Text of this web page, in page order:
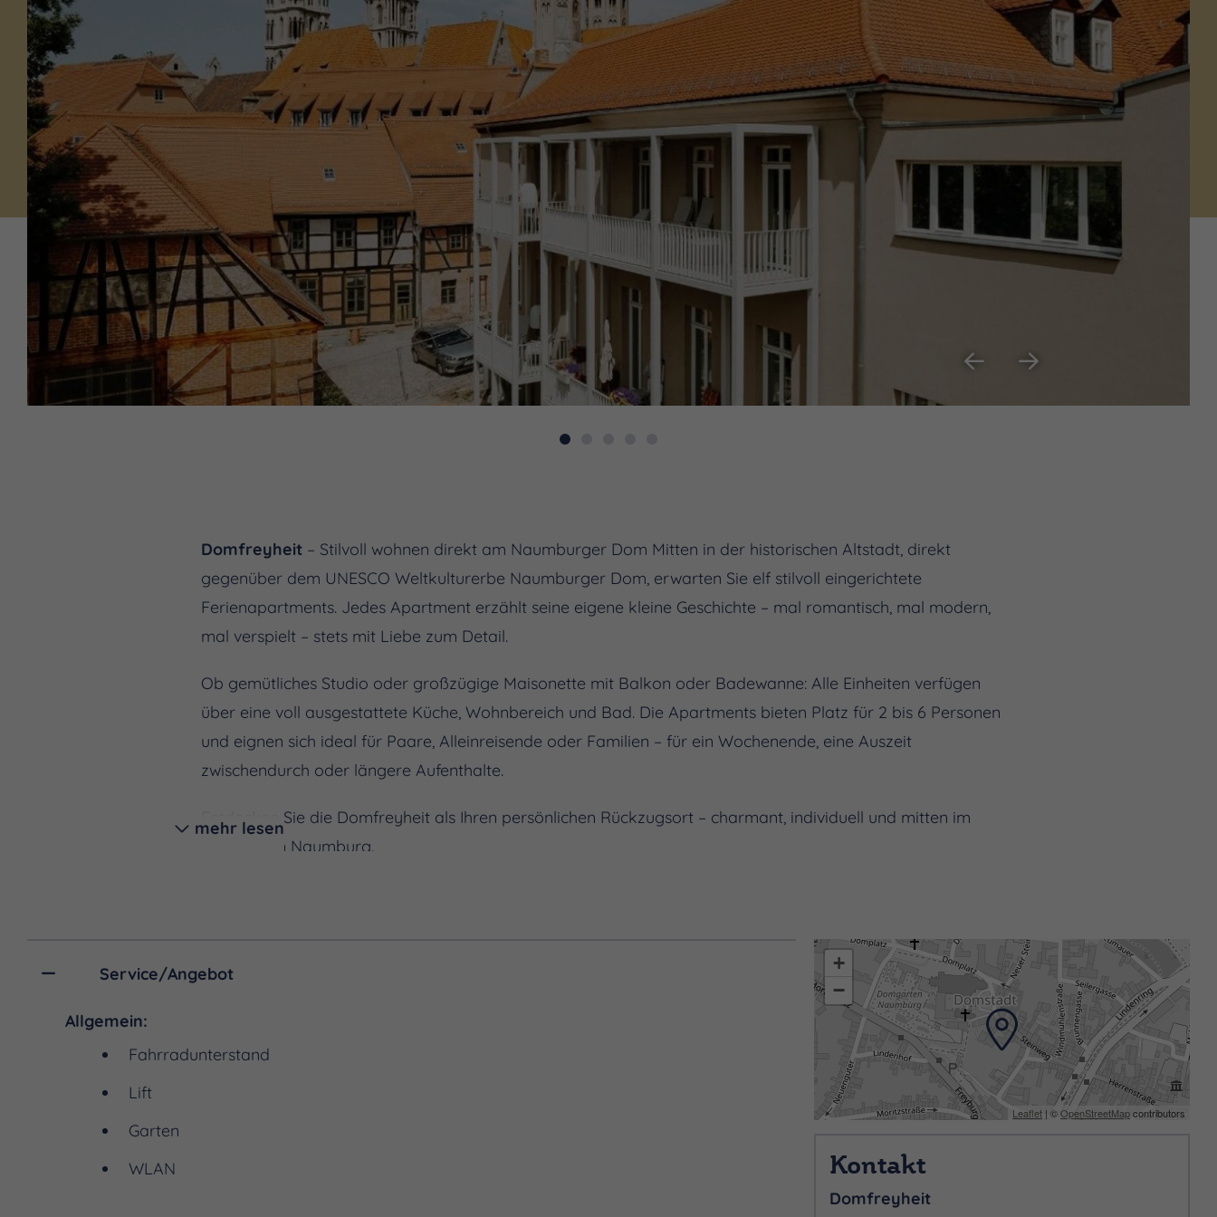
Domfreyheit – Stilvoll wohnen direkt am Naumburger Dom Mitten in der historischen Altstadt, direkt
gegenüber dem UNESCO Weltkulturerbe Naumburger Dom, erwarten Sie elf stilvoll eingerichtete
Ferienapartments. Jedes Apartment erzählt seine eigene kleine Geschichte – mal romantisch, mal modern,
mal verspielt – stets mit Liebe zum Detail.
Ob gemütliches Studio oder großzügige Maisonette mit Balkon oder Badewanne: Alle Einheiten verfügen
über eine voll ausgestattete Küche, Wohnbereich und Bad. Die Apartments bieten Platz für 2 bis 6 Personen
und eignen sich ideal für Paare, Alleinreisende oder Familien – für ein Wochenende, eine Auszeit
zwischendurch oder längere Aufenthalte.
Entdecken Sie die Domfreyheit als Ihren persönlichen Rückzugsort – charmant, individuell und mitten im
Herzen von Naumburg.
mehr lesen
Service/Angebot
Allgemein:
Fahrradunterstand
Lift
Garten
WLAN
+
−
Leaflet| ©OpenStreetMapcontributors
Kontakt
Domfreyheit